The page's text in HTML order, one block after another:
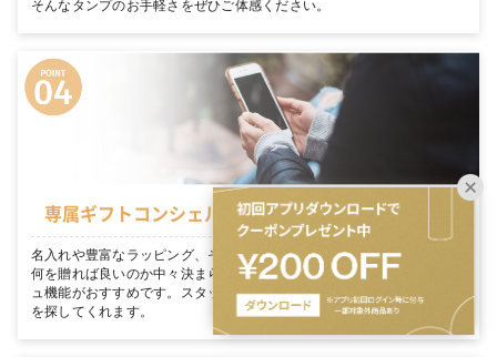
そんなタンプのお手軽さをぜひご体感ください。
専属ギフトコンシェルジュがお客様を徹底サポート
名入れや豊富なラッピング、そのまま渡せる完璧な装飾を 大切な人に
何を贈れば良いのか中々決まらない… そんな方にはギフトコンシェルジ
ュ機能がおすすめです。スタッフがあなたのシーンにぴったりのギフト
を探してくれます。